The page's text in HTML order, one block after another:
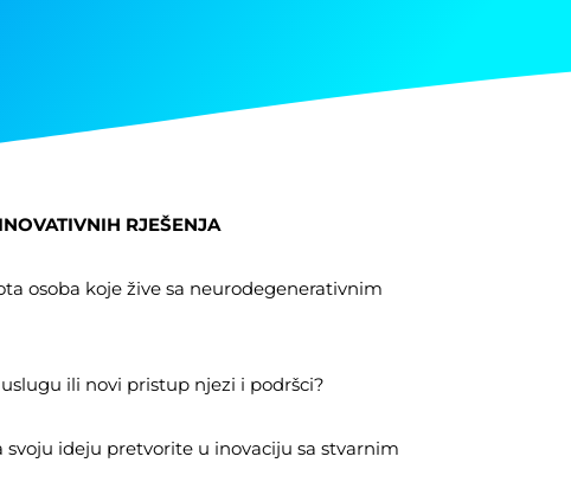
RJEŠENJA
osoba koje žive sa neurodegenerativnim
ili novi pristup njezi i podršci?
ideju pretvorite u inovaciju sa stvarnim